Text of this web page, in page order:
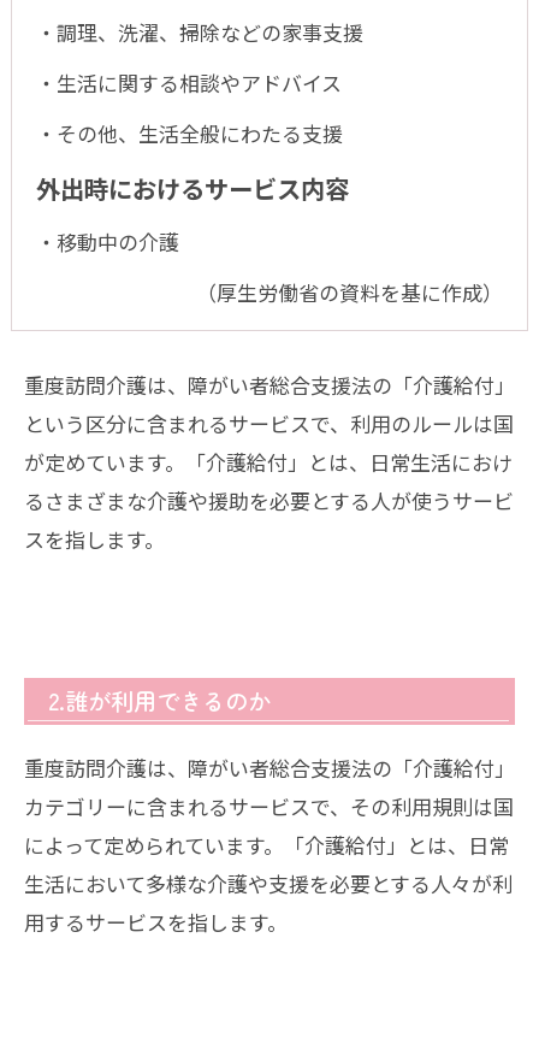
・調理、洗濯、掃除などの家事支援
・生活に関する相談やアドバイス
・その他、生活全般にわたる支援
外出時におけるサービス内容
・移動中の介護
（厚生労働省の資料を基に作成）
重度訪問介護は、障がい者総合支援法の「介護給付」
という区分に含まれるサービスで、利用のルールは国
が定めています。「介護給付」とは、日常生活におけ
るさまざまな介護や援助を必要とする人が使うサービ
スを指します。
2.誰が利用できるのか
重度訪問介護は、障がい者総合支援法の「介護給付」
カテゴリーに含まれるサービスで、その利用規則は国
によって定められています。「介護給付」とは、日常
生活において多様な介護や支援を必要とする人々が利
用するサービスを指します。